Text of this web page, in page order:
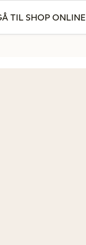
TIL SHOP ONLINE